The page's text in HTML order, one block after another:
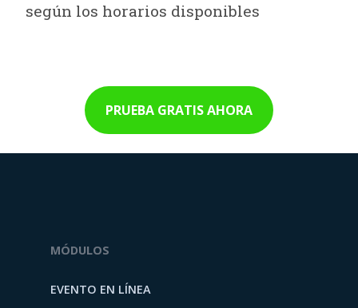
según los horarios disponibles
PRUEBA GRATIS AHORA
MÓDULOS
EVENTO EN LÍNEA